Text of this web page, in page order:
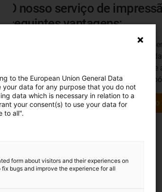
O nosso serviço de
seguintes vantagens:
Basta carregar o seu modelo 3D e
Calcular a vida útil de peças
Calcule o preço imediatamente e
Vastagama de materiaise opções para
Clique aqui para os serviços de impressão
to the European Union General Data
your data for any purpose that you do not
data which is necessary in relation to a
your consent(s) to use your data for
to all".
form about visitors and their experiences on
bugs and improve the experience for all